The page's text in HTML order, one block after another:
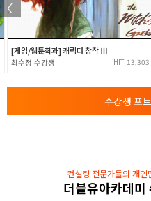
3
ZBrush 모델링 제작
- 지브러쉬에서 두상 스
- 개별 작업물 컨펌 및
ZBrush의 리토폴로지
- 리토폴로지한 모델링
[게임/웹툰학과] 캐릭터 창작 Ⅲ
최수정 13,303
수강생 포
컨설팅 전문가들의 개
더블유아카데미